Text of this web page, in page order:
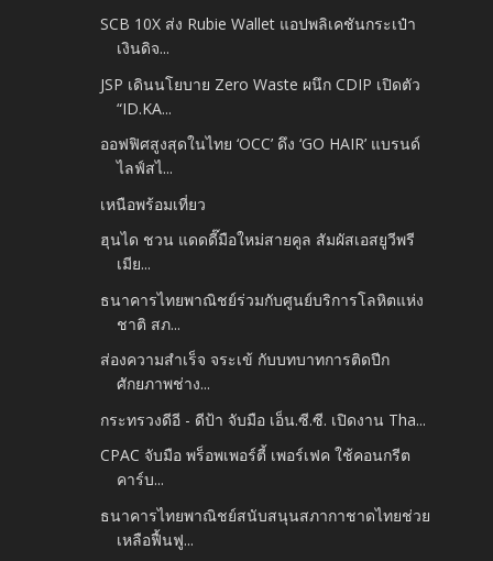
SCB 10X ส่ง Rubie Wallet แอปพลิเคชันกระเป๋า
เงินดิจ...
JSP เดินนโยบาย Zero Waste ผนึก CDIP เปิดตัว
“ID.KA...
ออฟฟิศสูงสุดในไทย ‘OCC’ ดึง ‘GO HAIR’ แบรนด์
ไลฟ์สไ...
เหนือพร้อมเที่ยว
ฮุนได ชวน แดดดี๊มือใหม่สายคูล สัมผัสเอสยูวีพรี
เมีย...
ธนาคารไทยพาณิชย์ร่วมกับศูนย์บริการโลหิตแห่ง
ชาติ สภ...
ส่องความสำเร็จ จระเข้ กับบทบาทการติดปีก
ศักยภาพช่าง...
กระทรวงดีอี - ดีป้า จับมือ เอ็น.ซี.ซี. เปิดงาน Tha...
CPAC จับมือ พร็อพเพอร์ตี้ เพอร์เฟค ใช้คอนกรีต
คาร์บ...
ธนาคารไทยพาณิชย์สนับสนุนสภากาชาดไทยช่วย
เหลือฟื้นฟู...